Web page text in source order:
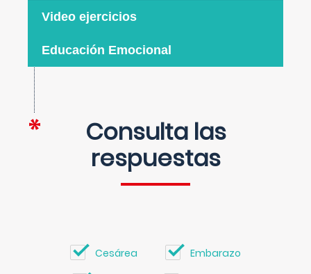
Video ejercicios
Educación Emocional
Consulta las
respuestas
Cesárea Embarazo